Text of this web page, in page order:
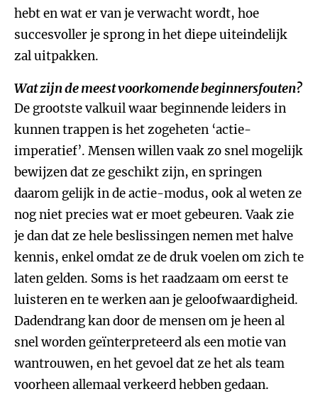
hebt en wat er van je verwacht wordt, hoe
succesvoller je sprong in het diepe uiteindelijk
zal uitpakken.
Wat zijn de meest voorkomende beginnersfouten?
De grootste valkuil waar beginnende leiders in
kunnen trappen is het zogeheten ‘actie-
imperatief’. Mensen willen vaak zo snel mogelijk
bewijzen dat ze geschikt zijn, en springen
daarom gelijk in de actie-modus, ook al weten ze
nog niet precies wat er moet gebeuren. Vaak zie
je dan dat ze hele beslissingen nemen met halve
kennis, enkel omdat ze de druk voelen om zich te
laten gelden. Soms is het raadzaam om eerst te
luisteren en te werken aan je geloofwaardigheid.
Dadendrang kan door de mensen om je heen al
snel worden geïnterpreteerd als een motie van
wantrouwen, en het gevoel dat ze het als team
voorheen allemaal verkeerd hebben gedaan.